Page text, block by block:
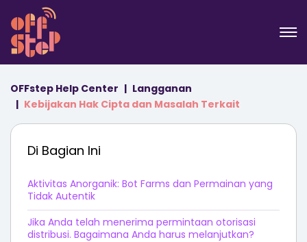
OFFstep Help Center
Langganan
Kebijakan Hak Cipta dan Masalah Terkait
Di Bagian Ini
Aktivitas Anorganik: Bot Farms dan Permainan yang
Tidak Autentik
Jika Anda telah menerima permintaan otorisasi
distribusi. Bagaimana Anda harus melanjutkan?